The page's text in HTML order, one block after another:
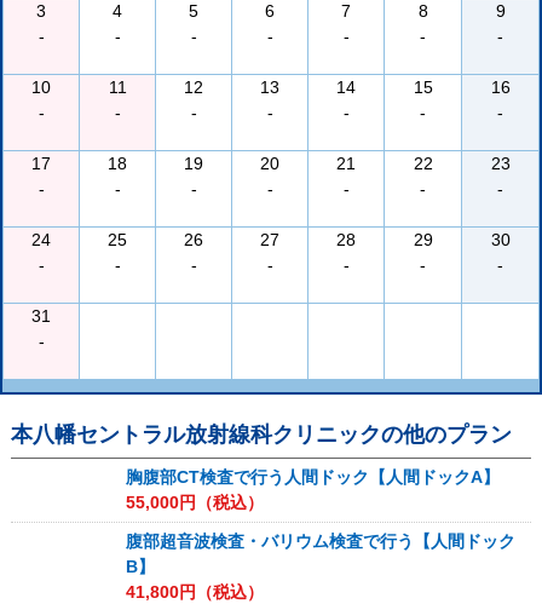
3
-
4
-
5
-
6
-
7
-
8
-
9
-
10
-
11
-
12
-
13
-
14
-
15
-
16
-
17
-
18
-
19
-
20
-
21
-
22
-
23
-
24
-
25
-
26
-
27
-
28
-
29
-
30
-
31
-
本八幡セントラル放射線科クリニックの他のプラン
胸腹部CT検査で行う人間ドック【人間ドックA】
55,000円（税込）
腹部超音波検査・バリウム検査で行う【人間ドック
B】
41,800円（税込）